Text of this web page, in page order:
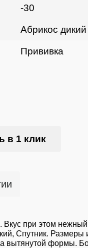
-30
Абрикос дикий
Прививка
в 1 клик
Вкус при этом
Спутник.
вытянутой формы.